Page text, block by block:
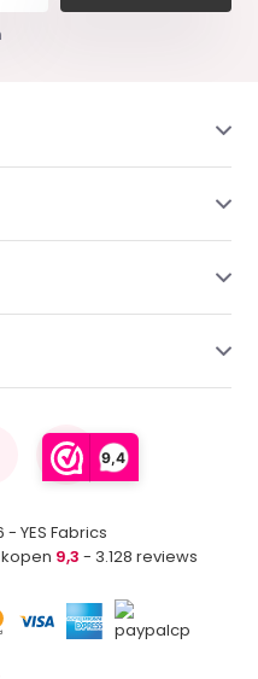
9,4
YES Fabrics
9,3 - 3.128 reviews